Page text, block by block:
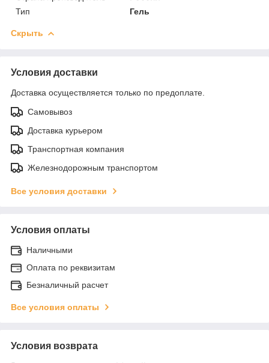
Тип
Гель
Скрыть
Условия доставки
Доставка осуществляется только по предоплате.
Самовывоз
Доставка курьером
Транспортная компания
Железнодорожным транспортом
Все условия доставки
Условия оплаты
Наличными
Оплата по реквизитам
Безналичный расчет
Все условия оплаты
Условия возврата